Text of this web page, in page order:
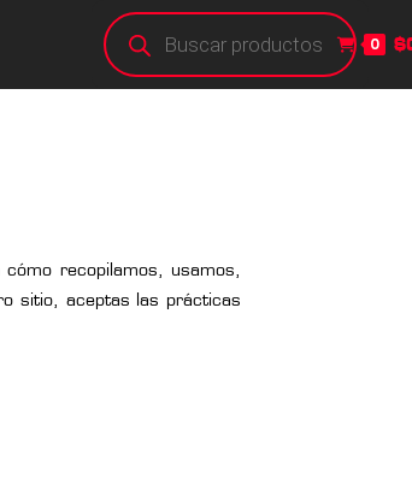
0 $
recopilamos, usamos,
sitio, aceptas las prácticas